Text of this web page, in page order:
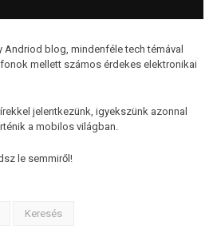
Andriod blog, mindenféle tech témával
mellett számos érdekes elektronikai
jelentkezünk, igyekszünk azonnal
a mobilos világban.
le semmiről!